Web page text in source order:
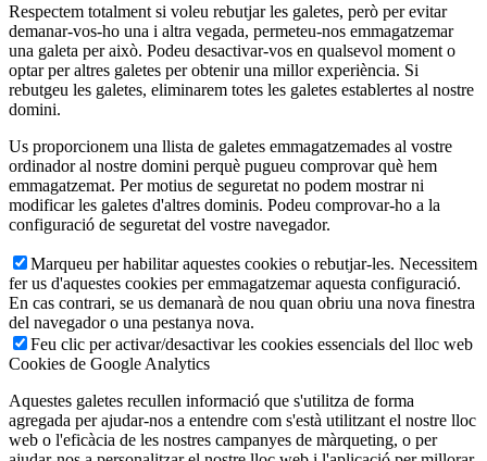
Respectem totalment si voleu rebutjar les galetes, però per evitar
demanar-vos-ho una i altra vegada, permeteu-nos emmagatzemar
una galeta per això. Podeu desactivar-vos en qualsevol moment o
optar per altres galetes per obtenir una millor experiència. Si
rebutgeu les galetes, eliminarem totes les galetes establertes al nostre
domini.
Us proporcionem una llista de galetes emmagatzemades al vostre
ordinador al nostre domini perquè pugueu comprovar què hem
emmagatzemat. Per motius de seguretat no podem mostrar ni
modificar les galetes d'altres dominis. Podeu comprovar-ho a la
configuració de seguretat del vostre navegador.
Marqueu per habilitar aquestes cookies o rebutjar-les. Necessitem
fer us d'aquestes cookies per emmagatzemar aquesta configuració.
En cas contrari, se us demanarà de nou quan obriu una nova finestra
del navegador o una pestanya nova.
Feu clic per activar/desactivar les cookies essencials del lloc web
Cookies de Google Analytics
Aquestes galetes recullen informació que s'utilitza de forma
agregada per ajudar-nos a entendre com s'està utilitzant el nostre lloc
web o l'eficàcia de les nostres campanyes de màrqueting, o per